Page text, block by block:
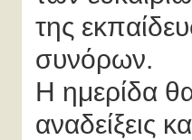
της
συνόρων.
Η ημερίδα
αναδείξεις